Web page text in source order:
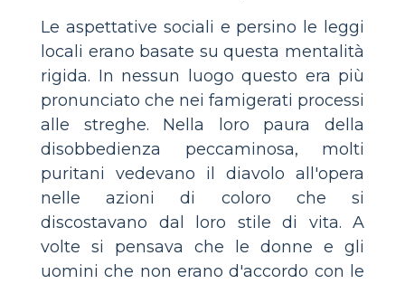
Le aspettative sociali e persino le leggi
locali erano basate su questa mentalità
rigida. In nessun luogo questo era più
pronunciato che nei famigerati processi
alle streghe. Nella loro paura della
disobbedienza peccaminosa, molti
puritani vedevano il diavolo all'opera
nelle azioni di coloro che si
discostavano dal loro stile di vita. A
volte si pensava che le donne e gli
uomini che non erano d'accordo con le